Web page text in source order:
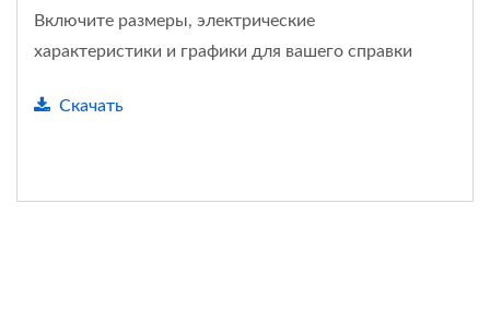
Включите размеры, электрические
характеристики и графики для вашего справки
Скачать